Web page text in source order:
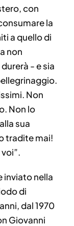
con
la
a quello di
non
- e sia
Non
Non lo
sua
tradite mai!
inviato nella
di
dal 1970
Giovanni